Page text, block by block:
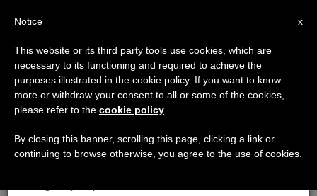
×
Aviso importante
Del 27 de julio al 7 de agosto haremos la pausa
anual, aprovechando que en el periodo de verano
se generan menos informaciones y también el
x
Notice
This website or its third party tools use cookies, which are
necessary to its functioning and required to achieve the
purposes illustrated in the cookie policy. If you want to know
more or withdraw your consent to all or some of the cookies,
please refer to the cookie policy
By closing this banner, scrolling this page, clicking a link or
continuing to browse otherwise, you agree to the use of cookies.